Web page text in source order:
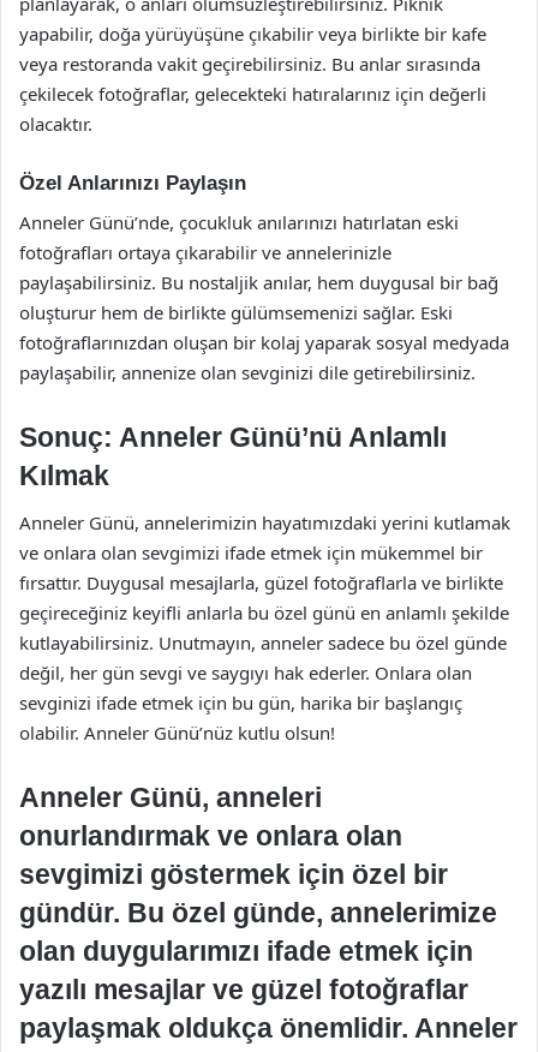
yapabilir, doğa yürüyüşüne çıkabilir veya birlikte bir kafe
veya restoranda vakit geçirebilirsiniz. Bu anlar sırasında
çekilecek fotoğraflar, gelecekteki hatıralarınız için değerli
olacaktır.
Özel Anlarınızı Paylaşın
Anneler Günü’nde, çocukluk anılarınızı hatırlatan eski
fotoğrafları ortaya çıkarabilir ve annelerinizle
paylaşabilirsiniz. Bu nostaljik anılar, hem duygusal bir bağ
oluşturur hem de birlikte gülümsemenizi sağlar. Eski
fotoğraflarınızdan oluşan bir kolaj yaparak sosyal medyada
paylaşabilir, annenize olan sevginizi dile getirebilirsiniz.
Sonuç: Anneler Günü’nü Anlamlı
Kılmak
Anneler Günü, annelerimizin hayatımızdaki yerini kutlamak
ve onlara olan sevgimizi ifade etmek için mükemmel bir
fırsattır. Duygusal mesajlarla, güzel fotoğraflarla ve birlikte
geçireceğiniz keyifli anlarla bu özel günü en anlamlı şekilde
kutlayabilirsiniz. Unutmayın, anneler sadece bu özel günde
değil, her gün sevgi ve saygıyı hak ederler. Onlara olan
sevginizi ifade etmek için bu gün, harika bir başlangıç
olabilir. Anneler Günü’nüz kutlu olsun!
Anneler Günü, anneleri
onurlandırmak ve onlara olan
sevgimizi göstermek için özel bir
gündür. Bu özel günde, annelerimize
olan duygularımızı ifade etmek için
yazılı mesajlar ve güzel fotoğraflar
paylaşmak oldukça önemlidir. Anneler